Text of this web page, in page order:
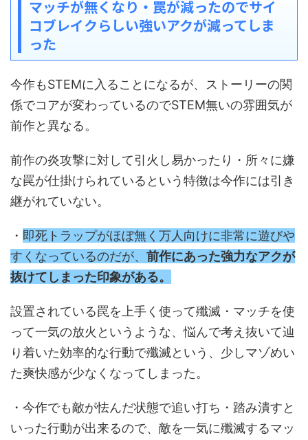
マッチが無くなり・罠が減ったのでサイ
コブレイクらしい強いアクが減ってしま
った
今作もSTEMに入ることになるが、ストーリーの関
係でコアが変わっているのでSTEM無いの雰囲気が
前作と異なる。
前作の炎攻撃に対して引火し易かったり・所々に嫌
な罠が仕掛けられているという特徴は今作には引き
継がれていない。
・ 即死トラップがほぼ無く万人向けに非常に遊びや
すくなっているのだが、 前作にあった強力なアクが
抜けてしまった印象がある。
設置されている罠を上手く使って殲滅・マッチを使
って一気の放火というような、悩んで考え抜いて辿
り着いた効率的な行動で殲滅という、少しマゾめい
た爽快感が少なくなってしまった。
・今作でも敵が怯んだ状態で追い打ち・踏み潰すと
いった行動が出来るので、敵を一気に殲滅するマッ